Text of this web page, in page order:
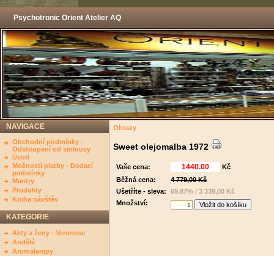
Psychotronic Orient Atelier AQ
NAVIGACE
Obchodní podmínky -
Odstoupení od smlouvy
Úvod
Možnosti platby - Dodací
podmínky
Mantry
Produkty
Kniha návštěv
KATEGORIE
Akty a ženy - Veronese
Andělé
Aromalampy
Obrazy
Sweet olejomalba 1972
Vaše cena:
Kč
Běžná cena:
4 779,00 Kč
Ušetříte - sleva:
69.87% / 3 339,00 Kč
Množství: